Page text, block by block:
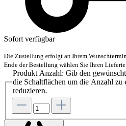
Sofort verfügbar
Die Zustellung erfolgt an Ihrem
Ende der Bestellung wählen Sie Ihren
Produkt Anzahl: Gib den
die Schaltflächen um die Anzahl zu
reduzieren.